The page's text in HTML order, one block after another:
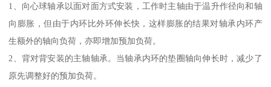
1、向心球轴承以面对面方式安装，工作时主轴由于温升作径向和轴
向膨胀，但由于内环比外环伸长快，这样膨胀的结果对轴承内环产
生额外的轴向负荷，亦即增加预加负荷。
2、背对背安装的主轴轴承。当轴承内环的垫圈轴向伸长时，减少了
原先调整好的预加负荷。